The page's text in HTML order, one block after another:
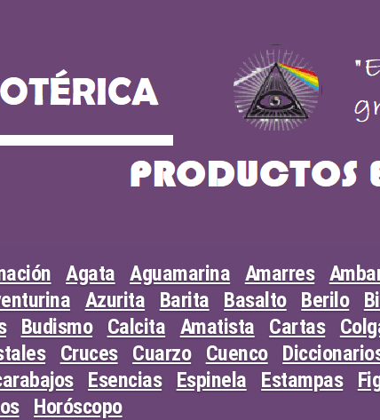
Agata Aguamarina Amarres
Azurita Barita Basalto Berilo
Budismo Calcita Amatista Cartas
Cruces Cuarzo Cuenco
Esencias Espinela Estampas
Horóscopo